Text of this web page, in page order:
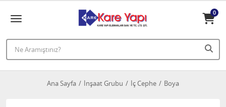
0
Ana Sayfa İnşaat Grubu İç Cephe Boya